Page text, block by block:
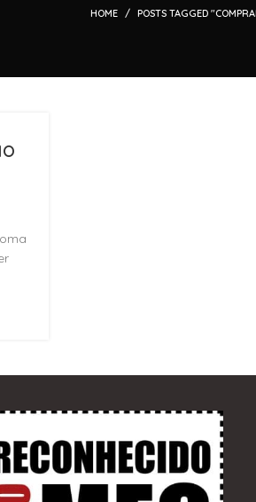
HOME POSTS TAGGED